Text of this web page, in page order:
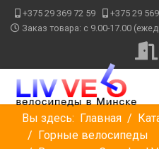
+375 29 369 72 59 +375 29
Заказ товара: с 9.00-17.00
Вы здесь: Главная
Горные велосипеды